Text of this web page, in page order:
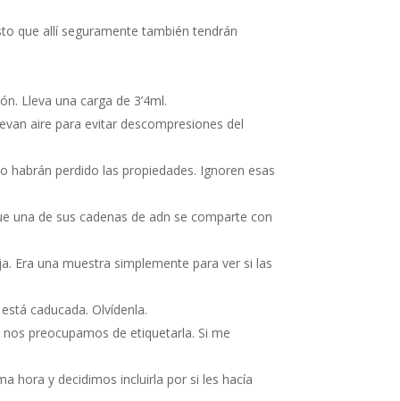
que allí seguramente también tendrán
Lleva una carga de 3’4ml.
aire para evitar descompresiones del
habrán perdido las propiedades. Ignoren esas
una de sus cadenas de adn se comparte con
Era una muestra simplemente para ver si las
caducada. Olvídenla.
preocupamos de etiquetarla. Si me
hora y decidimos incluirla por si les hacía